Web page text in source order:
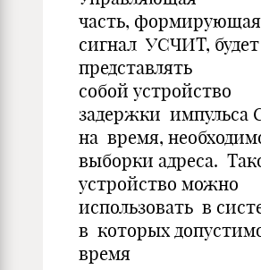
часть, формирующая
сигнал УСЧИТ, будет
представлять
собой устройство
задержки импульса
на время,
выборки адреса.
устройство можно
использовать в
в которых
время